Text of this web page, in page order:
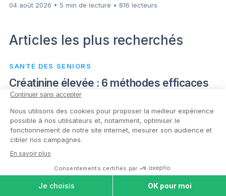
04 août 2026 • 5 min de lecture • 816 lecteurs
Articles les plus recherchés
SANTÉ DES SENIORS
Créatinine élevée : 6 méthodes efficaces
pour rétablir votre fonction rénale
08 octobre 2024 • 9 min de lecture • 1 065 029 lecteurs
MAISONS DE RETRAITE
Qui doit payer la maison de retraite d’un
parent ?
MAISONS DE